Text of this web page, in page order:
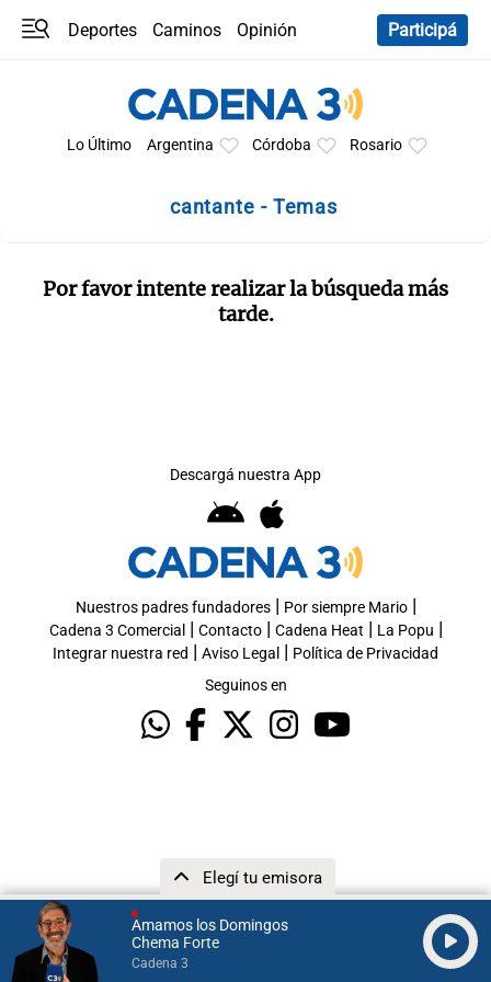
Amamos los Domingos
Chema Forte
Cadena 3
Elegí tu emisora
Deportes Caminos
Opinión
Participá
Lo Último Argentina Córdoba Rosario
cantante - Temas
Por favor intente realizar la búsqueda más
tarde.
Descargá nuestra App
Nuestros padres fundadores| Por siempre Mario|
Cadena 3 Comercial | Contacto| Cadena Heat | La Popu |
Integrar nuestra red | Aviso Legal | Política de Privacidad
Seguinos en